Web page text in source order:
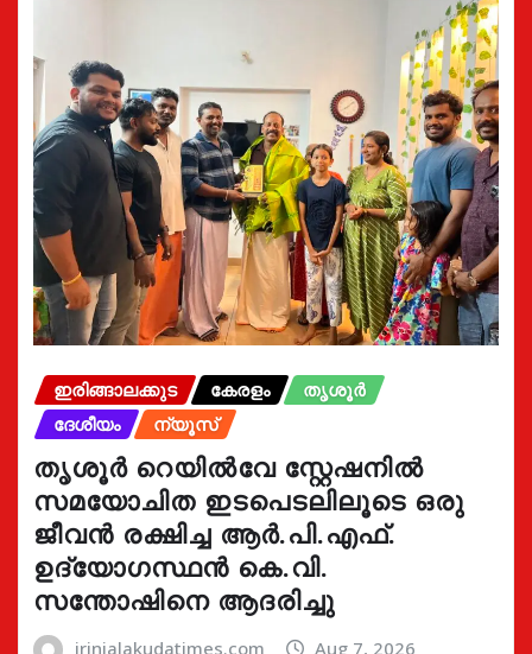
ഇരിങ്ങാലക്കുട കേരളം
തൃശൂർ
ദേശീയം
ന്യൂസ്
തൃശൂർ റെയിൽവേ സ്റ്റേഷനിൽ
സമയോചിത ഇടപെടലിലൂടെ ഒരു
ജീവൻ രക്ഷിച്ച ആർ.പി.എഫ്.
ഉദ്യോഗസ്ഥൻ കെ.വി.
സന്തോഷിനെ ആദരിച്ചു
irinjalakudatimes.com Aug 7, 2026